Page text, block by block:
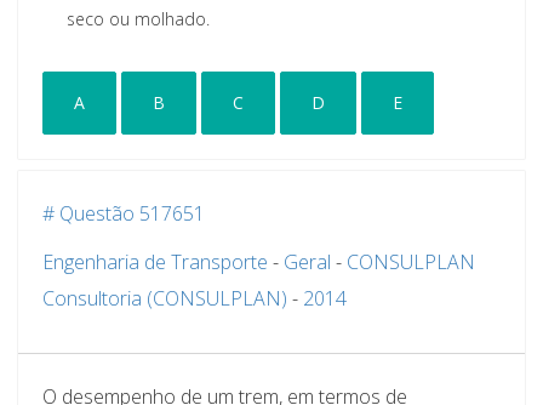
seco ou molhado.
A B C D E
# Questão 517651
Engenharia de Transporte - Geral - CONSULPLAN
Consultoria (CONSULPLAN) - 2014
O desempenho de um trem, em termos de